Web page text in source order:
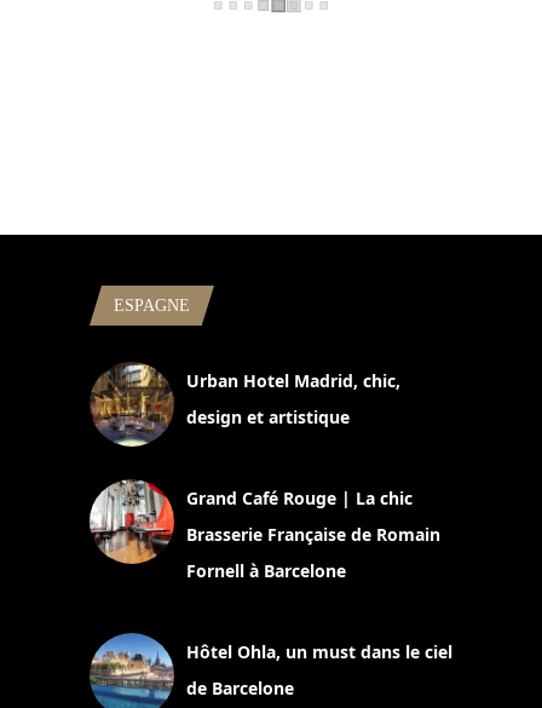
ESPAGNE
Urban Hotel Madrid, chic,
design et artistique
Grand Café Rouge | La chic
Brasserie Française de Romain
Fornell à Barcelone
Hôtel Ohla, un must dans le ciel
de Barcelone